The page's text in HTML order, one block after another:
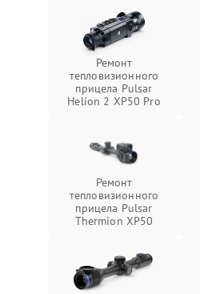
Ремонт
тепловизионного
прицела Pulsar
Helion 2 XP50 Pro
Ремонт
тепловизионного
прицела Pulsar
Thermion XP50